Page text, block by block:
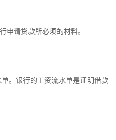
申请贷款所必须的材料。
。银行的工资流水单是证明借款